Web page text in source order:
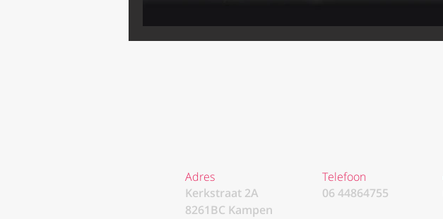
Adres
Kerkstraat 2A
8261BC Kampen
Telefoon
06 44864755